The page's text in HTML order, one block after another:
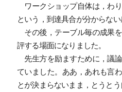
ワークショップ自体は，わ
という，到達具合が分からな
その後，テーブル毎の成果
評する場面になりました。
先生方を励ますために，議
ていました。ああ，あれも言
とが決まらないまま，とうとう